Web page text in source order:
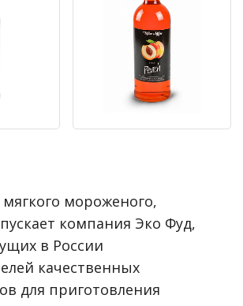
мороженого,
компания Эко Фуд,
в России
качественных
для приготовления